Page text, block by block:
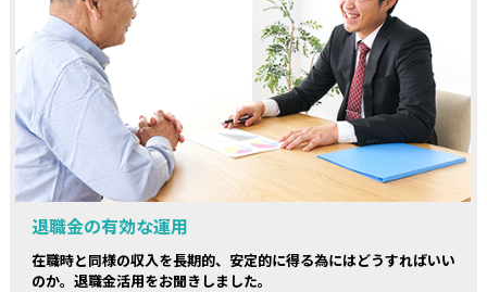
退職金の有効な運用
在職時と同様の収入を長期的、安定的に得る為にはどうすればいい
のか。退職金活用をお聞きしました。